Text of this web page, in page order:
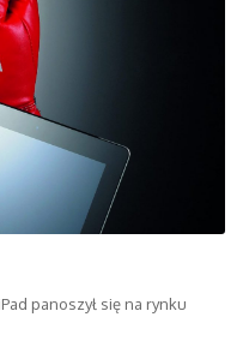
panoszył się na rynku